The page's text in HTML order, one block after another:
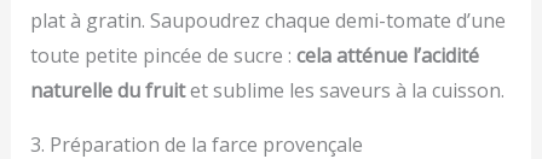
plat à gratin. Saupoudrez chaque demi-tomate d’une
toute petite pincée de sucre : cela atténue l’acidité
naturelle du fruitet sublime les saveurs à la cuisson.
3. Préparation de la farce provençale